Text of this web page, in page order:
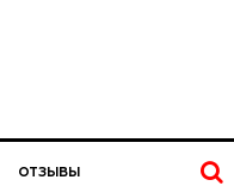
ОТЗЫВЫ